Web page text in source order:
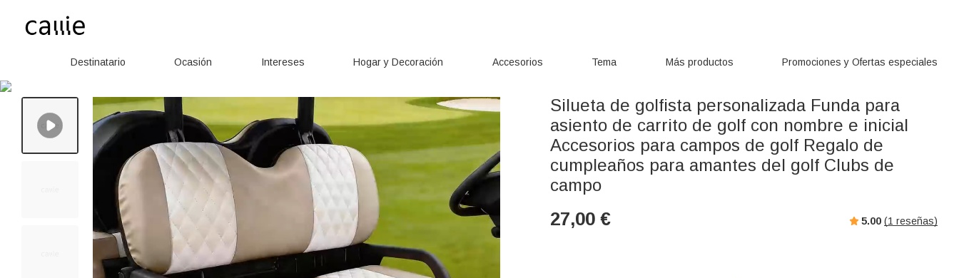
Destinatario Ocasión Intereses Hogar y Decoración Accesorios Tema Más productos Promociones y Ofertas especiales
Silueta de golfista personalizada Funda para
asiento de carrito de golf con nombre e inicial
Accesorios para campos de golf Regalo de
cumpleaños para amantes del golf Clubs de
campo
27,00 € 5.00 (1 reseñas)